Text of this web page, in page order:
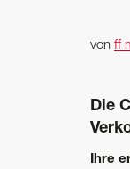
von ff
Die
Ihre